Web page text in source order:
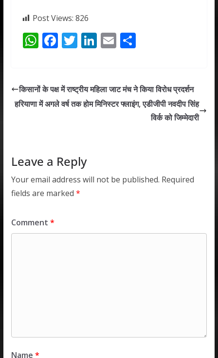
Post Views: 826
W
s
A
F
b
o
T
er
Li
e
dI
E
l
S
e
किसानों के पक्ष में राष्ट्रीय महिला जाट मंच ने किया विरोध प्रदर्शन
हरियाणा में अगले वर्ष तक होम मिनिस्टर फ्लाइंग, एडीजीपी नवदीप सिंह
विर्क को जिम्मेदारी
Leave a Reply
Your email address will not be published. Required
fields are marked *
Comment *
Name *